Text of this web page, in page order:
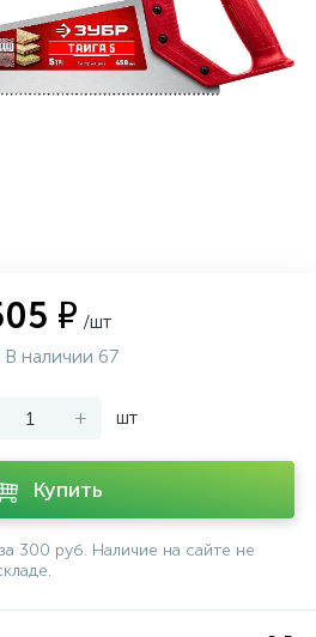
₽ /шт
В наличии 67
+ шт
Купить
300 руб. Наличие на сайте не